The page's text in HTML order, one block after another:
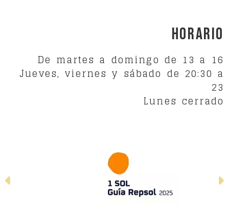
Horario
De martes a domingo de 13 a 16
Jueves, viernes y sábado de 20:30 a
23
Lunes cerrado